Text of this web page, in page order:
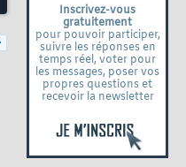
Inscrivez-vous
gratuitement
pour pouvoir participer,
suivre les réponses en
temps réel, voter pour
les messages, poser vos
propres questions et
recevoir la newsletter